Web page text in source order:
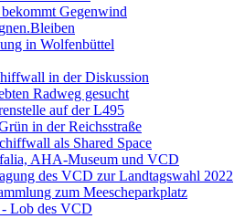
Gegenwind
in Wolfenbüttel
in der Diskussion
Radweg gesucht
auf der L495
in der Reichsstraße
als Shared Space
AHA-Museum und VCD
des VCD zur Landtagswahl 2022
zum Meescheparkplatz
- Lob des VCD